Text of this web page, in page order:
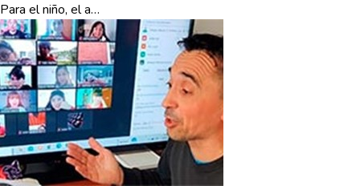
Para el niño, el a…